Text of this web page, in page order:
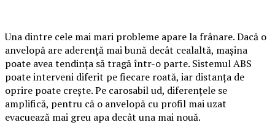
Una dintre cele mai mari probleme apare la frânare. Dacă o
anvelopă are aderență mai bună decât cealaltă, mașina
poate avea tendința să tragă într-o parte. Sistemul ABS
poate interveni diferit pe fiecare roată, iar distanța de
oprire poate crește. Pe carosabil ud, diferențele se
amplifică, pentru că o anvelopă cu profil mai uzat
evacuează mai greu apa decât una mai nouă.